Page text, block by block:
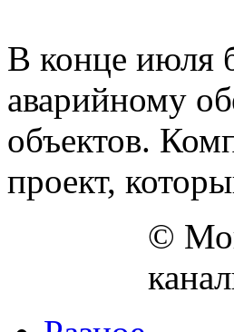
В конце июля
аварийному
объектов.
проект,
©